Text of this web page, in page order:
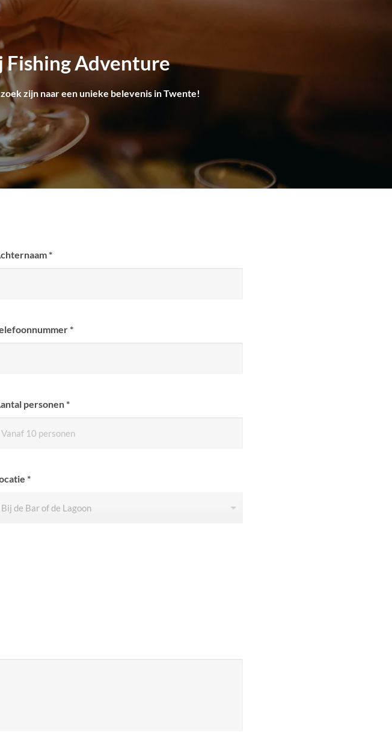
Fishing Adventure
zijn naar een unieke belevenis in Twente!
*
*
personen*
*